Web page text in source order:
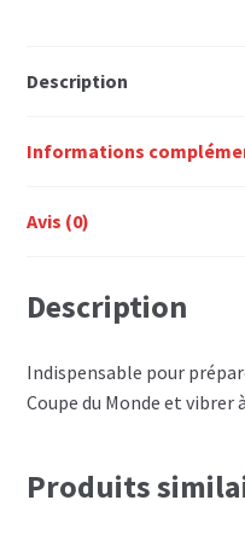
2006
LE
Description
Informations
Avis (0)
Description
Indispensable pour
Coupe du Monde et vibrer
Produits